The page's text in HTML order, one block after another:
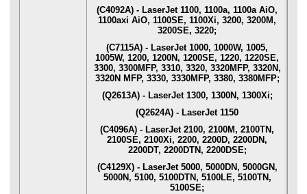
(C4092A) - LaserJet 1100, 1100a, 1100a AiO,
1100axi AiO, 1100SE, 1100Xi, 3200, 3200M,
3200SE, 3220;
(C7115A) - LaserJet 1000, 1000W, 1005,
1005W, 1200, 1200N, 1200SE, 1220, 1220SE,
3300, 3300MFP, 3310, 3320, 3320MFP, 3320N,
3320N MFP, 3330, 3330MFP, 3380, 3380MFP;
(Q2613A) - LaserJet 1300, 1300N, 1300Xi;
(Q2624A) - LaserJet 1150
(C4096A) - LaserJet 2100, 2100M, 2100TN,
2100SE, 2100Xi, 2200, 2200D, 2200DN,
2200DT, 2200DTN, 2200DSE;
(C4129X) - LaserJet 5000, 5000DN, 5000GN,
5000N, 5100, 5100DTN, 5100LE, 5100TN,
5100SE;